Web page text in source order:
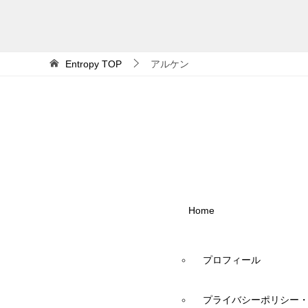
Entropy TOP アルケン
Home
プロフィール
プライバシーポリシー